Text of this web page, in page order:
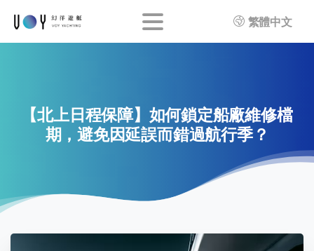
繁體中文
【北上日程保障】如何鎖定船廠維修檔
期，避免因延誤而錯過航行季？